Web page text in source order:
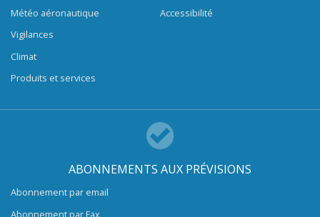
Météo aéronautique
Vigilances
Climat
Produits et services
Accessibilité
ABONNEMENTS AUX PRÉVISIONS
Abonnement par email
Abonnement par Fax